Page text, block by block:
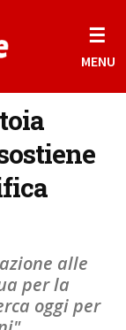
☰
MENU
alle
per la
oggi per